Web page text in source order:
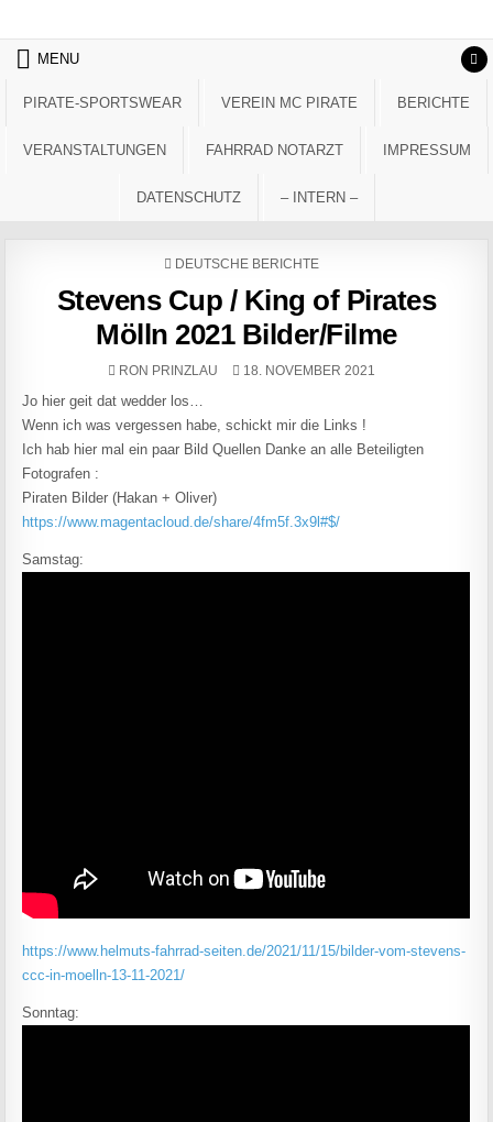
MENU
PIRATE-SPORTSWEAR VEREIN MC PIRATE BERICHTE
VERANSTALTUNGEN FAHRRAD NOTARZT IMPRESSUM
DATENSCHUTZ – INTERN –
POSTED IN
DEUTSCHE BERICHTE
Stevens Cup / King of Pirates
Mölln 2021 Bilder/Filme
AUTHOR:
RON PRINZLAU PUBLISHED DATE:
18. NOVEMBER 2021
Jo hier geit dat wedder los…
Wenn ich was vergessen habe, schickt mir die Links !
Ich hab hier mal ein paar Bild Quellen Danke an alle Beteiligten
Fotografen :
Piraten Bilder (Hakan + Oliver)
https://www.magentacloud.de/share/4fm5f.3x9l#$/
Samstag:
https://www.helmuts-fahrrad-seiten.de/2021/11/15/bilder-vom-stevens-
ccc-in-moelln-13-11-2021/
Sonntag: